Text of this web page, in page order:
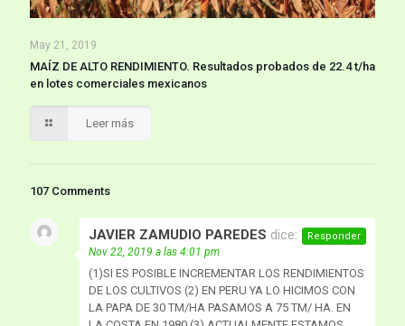
May 21, 2019
MAÍZ DE ALTO RENDIMIENTO. Resultados probados de 22.4 t/ha
en lotes comerciales mexicanos
Leer más
107 Comments
JAVIER ZAMUDIO PAREDES dice:
Nov 22, 2019 a las 4:01 pm
(1)SI ES POSIBLE INCREMENTAR LOS RENDIMIENTOS
DE LOS CULTIVOS (2) EN PERU YA LO HICIMOS CON
LA PAPA DE 30 TM/HA PASAMOS A 75 TM/ HA. EN
Responder